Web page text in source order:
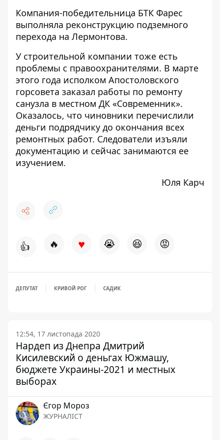
Компания-победительница БТК Фарес
выполняла реконструкцию подземного
перехода на Лермонтова.
У строительной компании тоже есть
проблемы с правоохранителями. В марте
этого года исполком Апостоловского
горсовета заказал работы по ремонту
санузла в местном ДК «Современник».
Оказалось, что чиновники перечислили
деньги подрядчику до окончания всех
ремонтных работ. Следователи изъяли
документацию и сейчас занимаются ее
изучением.
Юля Карч
👍 🔥 ♥ 😭 😆 😡
ДЕПУТАТ КРИВОЙ РОГ САДИК
12:54, 17 листопада 2020
Нардеп из Днепра Дмитрий
Кисилевский о деньгах Южмашу,
бюджете Украины-2021 и местных
выборах
Єгор Мороз
ЖУРНАЛІСТ